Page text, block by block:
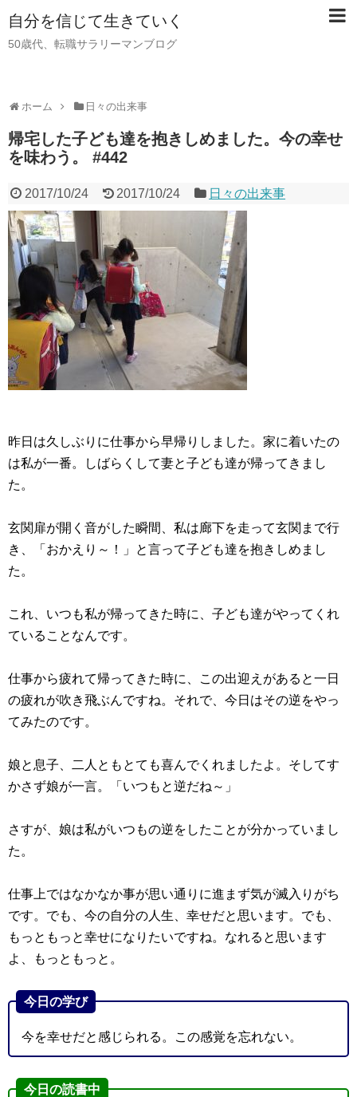
自分を信じて生きていく
50歳代、転職サラリーマンブログ
ホーム 日々の出来事
帰宅した子ども達を抱きしめました。今の幸せ
を味わう。 #442
2017/10/24 2017/10/24 日々の出来事
昨日は久しぶりに仕事から早帰りしました。家に着いたの
は私が一番。しばらくして妻と子ども達が帰ってきまし
た。
玄関扉が開く音がした瞬間、私は廊下を走って玄関まで行
き、「おかえり～！」と言って子ども達を抱きしめまし
た。
これ、いつも私が帰ってきた時に、子ども達がやってくれ
ていることなんです。
仕事から疲れて帰ってきた時に、この出迎えがあると一日
の疲れが吹き飛ぶんですね。それで、今日はその逆をやっ
てみたのです。
娘と息子、二人ともとても喜んでくれましたよ。そしてす
かさず娘が一言。「いつもと逆だね～」
さすが、娘は私がいつもの逆をしたことが分かっていまし
た。
仕事上ではなかなか事が思い通りに進まず気が滅入りがち
です。でも、今の自分の人生、幸せだと思います。でも、
もっともっと幸せになりたいですね。なれると思います
よ、もっともっと。
今日の学び
今を幸せだと感じられる。この感覚を忘れない。
今日の読書中